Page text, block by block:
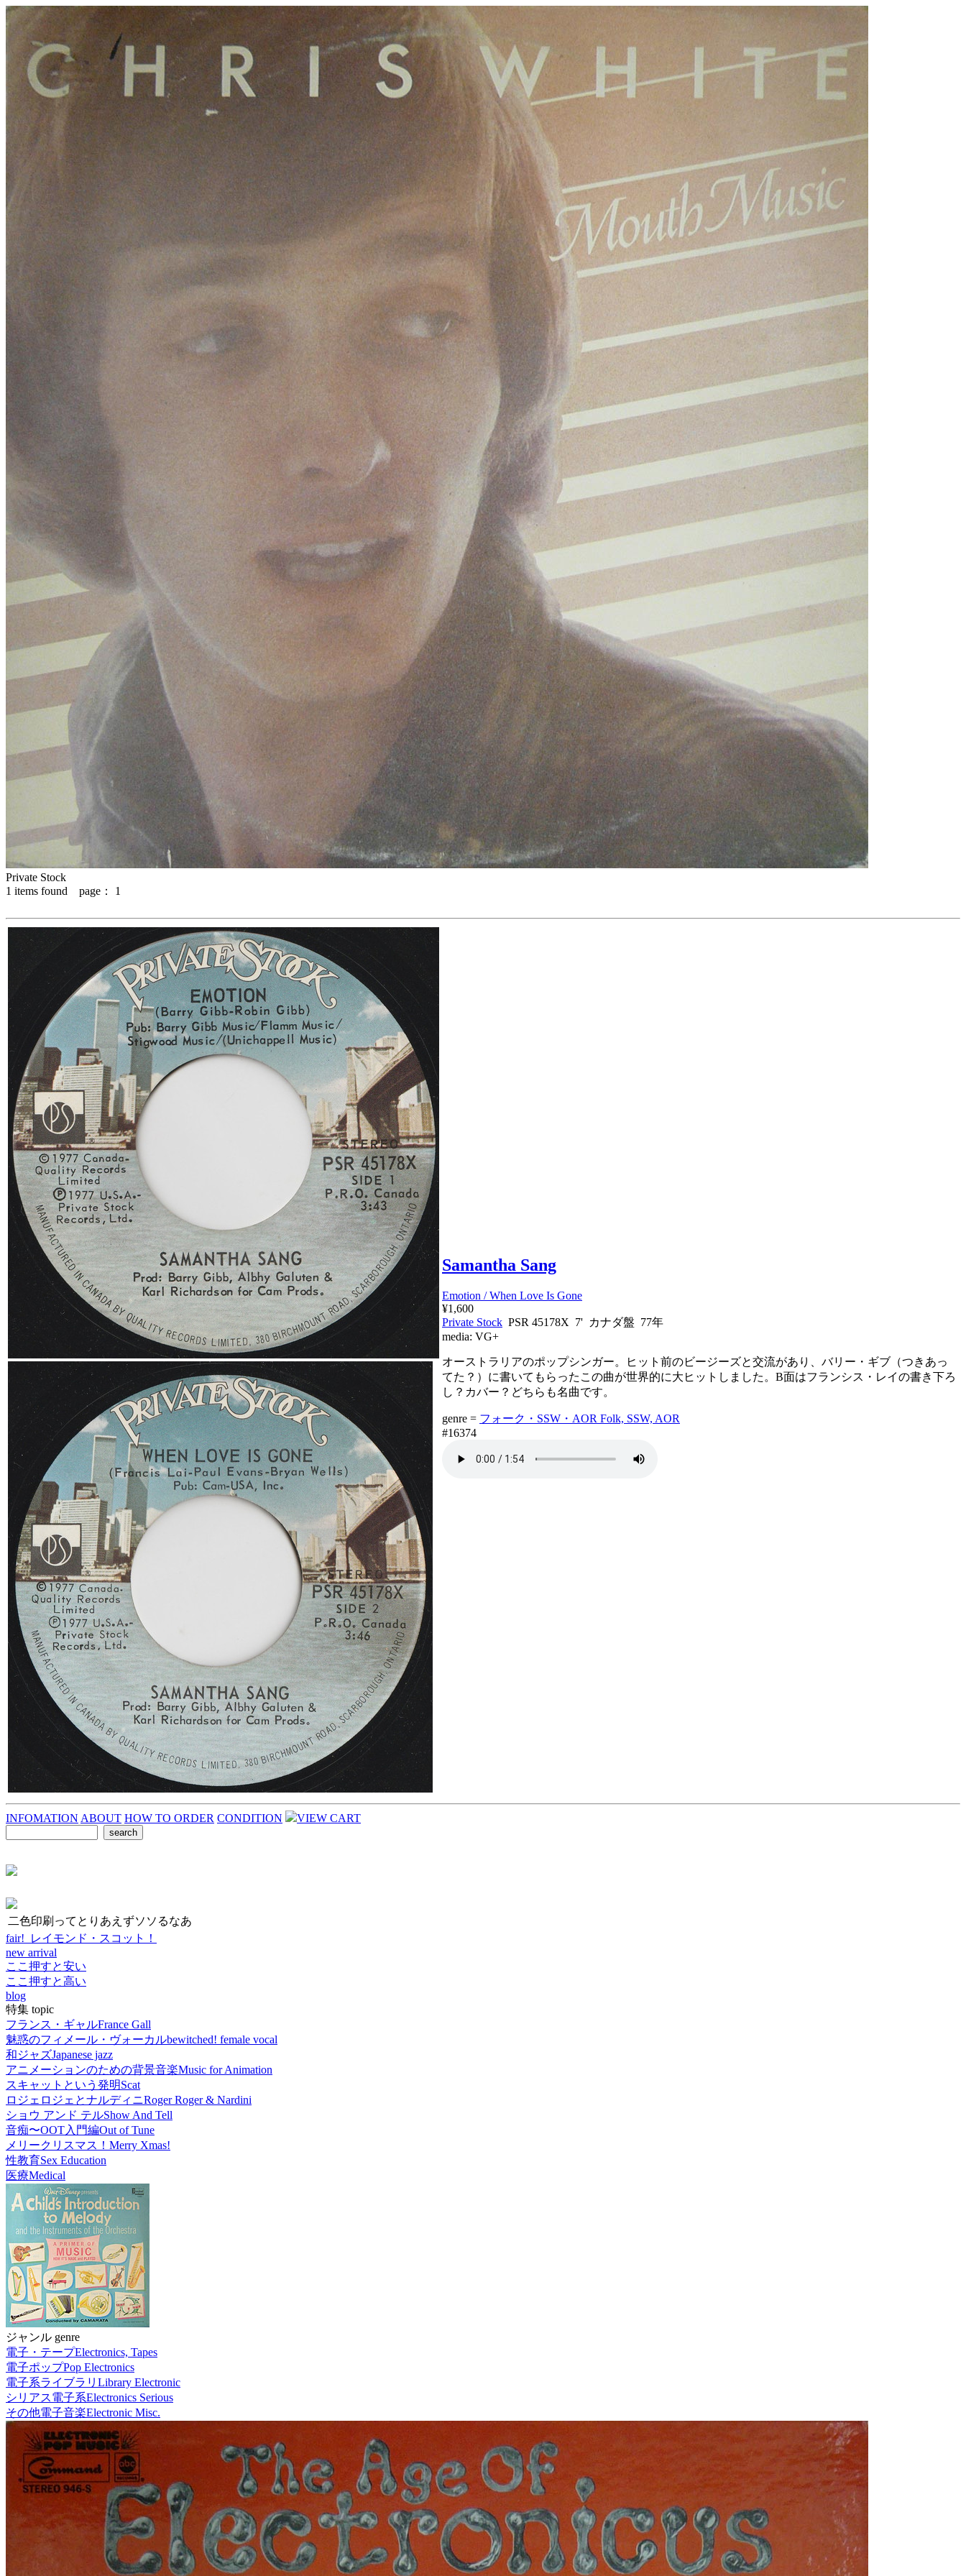
Private Stock
1 items found page： 1
Samantha Sang
Emotion / When Love Is Gone
¥1,600
Private Stock PSR 45178X 7' カナダ盤 77年
media: VG+
オーストラリアのポップシンガー。ヒット前のビージーズと交流があり、バリー・ギブ（つきあっ
てた？）に書いてもらったこの曲が世界的に大ヒットしました。B面はフランシス・レイの書き下ろ
し？カバー？どちらも名曲です。
genre = フォーク・SSW・AOR Folk, SSW, AOR
#16374
INFOMATION ABOUT HOW TO ORDER CONDITION VIEW CART
二色印刷ってとりあえずソソるなあ
fair! レイモンド・スコット！
new arrival
ここ押すと安い
ここ押すと高い
blog
特集 topic
フランス・ギャルFrance Gall
魅惑のフィメール・ヴォーカルbewitched! female vocal
和ジャズJapanese jazz
アニメーションのための背景音楽Music for Animation
スキャットという発明Scat
ロジェロジェとナルディニRoger Roger & Nardini
ショウ アンド テルShow And Tell
音痴〜OOT入門編Out of Tune
メリークリスマス！ Merry Xmas!
性教育Sex Education
医療Medical
ジャンル genre
電子・テープElectronics, Tapes
電子ポップPop Electronics
電子系ライブラリ Library Electronic
シリアス電子系Electronics Serious
その他電子音楽Electronic Misc.